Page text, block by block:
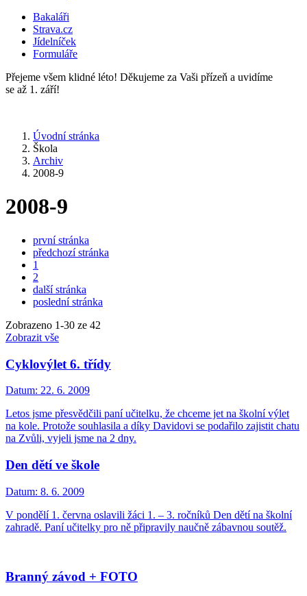
Bakaláři
Strava.cz
Jídelníček
Formuláře
Přejeme všem klidné léto! Děkujeme za Vaši přízeň a uvidíme
se až 1. září!
Úvodní stránka
Škola
Archiv
2008-9
2008-9
první stránka
předchozí stránka
1
2
další stránka
poslední stránka
Zobrazeno 1-30 ze 42
Zobrazit vše
Cyklovýlet 6. třídy
Datum: 22. 6. 2009
Letos jsme přesvědčili paní učitelku, že chceme jet na školní výlet
na kole. Protože souhlasila a díky Davidovi se podařilo zajistit chatu
na Zvůli, vyjeli jsme na 2 dny.
Den dětí ve škole
Datum: 8. 6. 2009
V pondělí 1. června oslavili žáci 1. – 3. ročníků Den dětí na školní
zahradě. Paní učitelky pro ně připravily naučně zábavnou soutěž.
Branný závod + FOTO